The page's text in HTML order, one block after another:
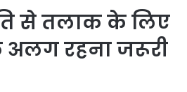
से तलाक के लिए
रहना जरूरी